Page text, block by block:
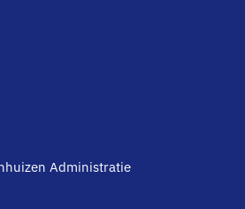
Administratie